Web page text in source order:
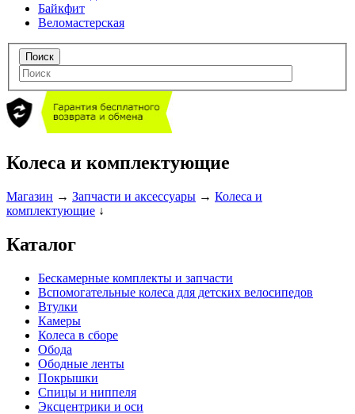
Байкфит
Веломастерская
Колеса и комплектующие
Магазин → Запчасти и аксессуары → Колеса и
комплектующие ↓
Каталог
Бескамерные комплекты и запчасти
Вспомогательные колеса для детских велосипедов
Втулки
Камеры
Колеса в сборе
Обода
Ободные ленты
Покрышки
Спицы и ниппеля
Эксцентрики и оси